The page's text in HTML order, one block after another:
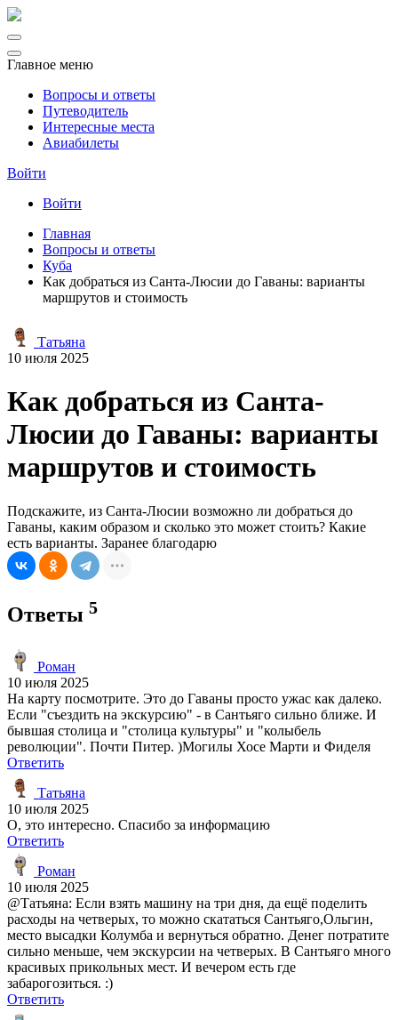
Главное меню
Вопросы и ответы
Путеводитель
Интересные места
Авиабилеты
Войти
Войти
Главная
Вопросы и ответы
Куба
Как добраться из Санта-Люсии до Гаваны: варианты
маршрутов и стоимость
Татьяна
10 июля 2025
Как добраться из Санта-
Люсии до Гаваны: варианты
маршрутов и стоимость
Подскажите, из Санта-Люсии возможно ли добраться до
Гаваны, каким образом и сколько это может стоить? Какие
есть варианты. Заранее благодарю
Ответы 5
Роман
10 июля 2025
На карту посмотрите. Это до Гаваны просто ужас как далеко.
Если "съездить на экскурсию" - в Сантьяго сильно ближе. И
бывшая столица и "столица культуры" и "колыбель
революции". Почти Питер. )Могилы Хосе Марти и Фиделя
Ответить
Татьяна
10 июля 2025
О, это интересно. Спасибо за информацию
Ответить
Роман
10 июля 2025
@Татьяна: Если взять машину на три дня, да ещё поделить
расходы на четверых, то можно скататься Сантьяго,Ольгин,
место высадки Колумба и вернуться обратно. Денег потратите
сильно меньше, чем экскурсии на четверых. В Сантьяго много
красивых прикольных мест. И вечером есть где
забарогозиться. :)
Ответить